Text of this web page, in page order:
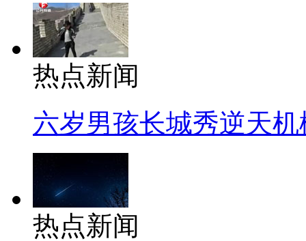
热点新闻
六岁男孩长城秀逆天机
热点新闻